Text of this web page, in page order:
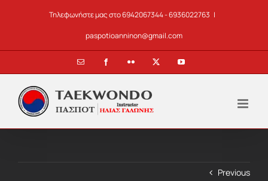
Τηλεφωνήστε μας στο 6942067344 - 6936022763 |
paspotioanninon@gmail.com
Email FacebookFlickr YouTube
Previous